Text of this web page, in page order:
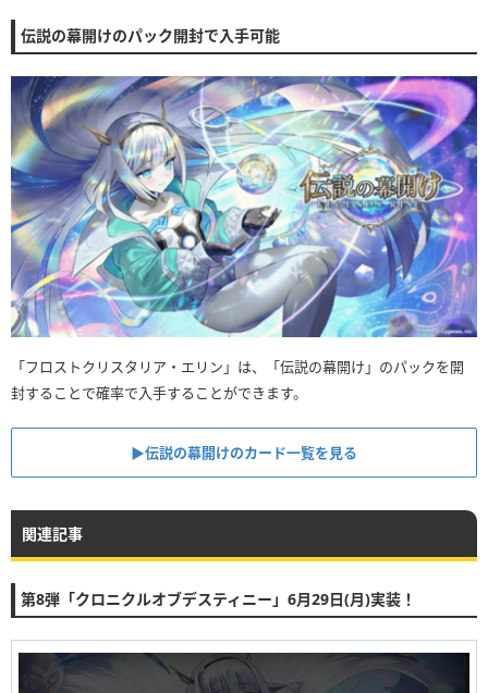
伝説の幕開けのパック開封で入手可能
「フロストクリスタリア・エリン」は、「伝説の幕開け」のパックを開
封することで確率で入手することができます。
▶︎伝説の幕開けのカード一覧を見る
関連記事
第8弾「クロニクルオブデスティニー」6月29日(月)実装！